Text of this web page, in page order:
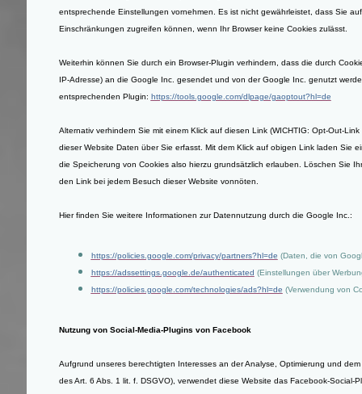
entsprechende Einstellungen vornehmen. Es ist nicht gewährleistet, dass Sie
Einschränkungen zugreifen können, wenn Ihr Browser keine Cookies zulässt.
Weiterhin können Sie durch ein Browser-Plugin verhindern, dass die durch
IP-Adresse) an die Google Inc. gesendet und von der Google Inc. genutzt
entsprechenden Plugin: https://tools.google.com/dlpage/gaoptout?hl=de
Alternativ verhindern Sie mit einem Klick auf diesen Link (WICHTIG: Opt-Out-
dieser Website Daten über Sie erfasst. Mit dem Klick auf obigen Link laden Sie
die Speicherung von Cookies also hierzu grundsätzlich erlauben. Löschen Sie
den Link bei jedem Besuch dieser Website vonnöten.
Hier finden Sie weitere Informationen zur Datennutzung durch die Google Inc.:
https://policies.google.com/privacy/partners?hl=de (Daten, die von
https://adssettings.google.de/authenticated (Einstellungen über
https://policies.google.com/technologies/ads?hl=de (Verwendung von
Nutzung von Social-Media-Plugins von Facebook
Aufgrund unseres berechtigten Interesses an der Analyse, Optimierung und
des Art. 6 Abs. 1 lit. f. DSGVO), verwendet diese Website das Facebook-Social-